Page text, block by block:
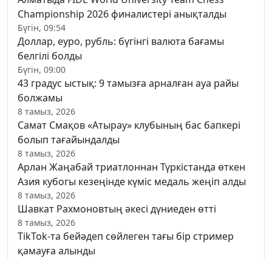
Championship 2026 финалистері анықталды
Бүгін, 09:54
Доллар, еуро, рубль: бүгінгі валюта бағамы
белгілі болды
Бүгін, 09:00
43 градус ыстық: 9 тамызға арналған ауа райы
болжамы
8 тамыз, 2026
Самат Смақов «Атырау» клубының бас бапкері
болып тағайындалды
8 тамыз, 2026
Арлан Жаңабай триатлоннан Түркістанда өткен
Азия кубогы кезеңінде күміс медаль жеңіп алды
8 тамыз, 2026
Шавкат Рахмоновтың әкесі дүниеден өтті
8 тамыз, 2026
TikTok-та бейәдеп сөйлеген тағы бір стример
қамауға алынды